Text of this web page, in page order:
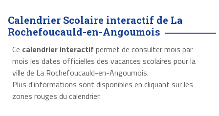
Calendrier Scolaire interactif de La
Rochefoucauld-en-Angoumois
Ce calendrier interactif permet de consulter mois par
mois les dates officielles des vacances scolaires pour la
ville de La Rochefoucauld-en-Angoumois.
Plus d'informations sont disponibles en cliquant sur les
zones rouges du calendrier.